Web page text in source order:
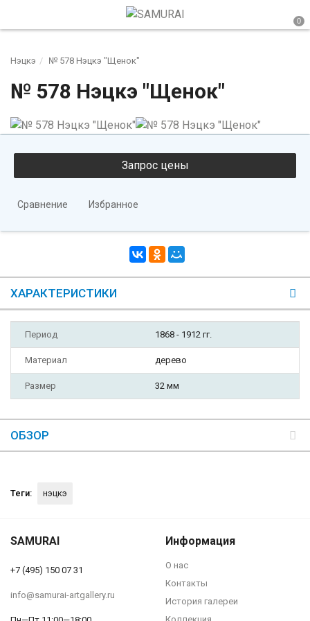
Нэцкэ № 578 Нэцкэ "Щенок"
№ 578 Нэцкэ "Щенок"
Сравнение Избранное
ХАРАКТЕРИСТИКИ
Период 1868 - 1912 гг.
Материал дерево
Размер 32 мм
ОБЗОР
Теги: нэцкэ
SAMURAI
+7 (495) 150 07 31
info@samurai-artgallery.ru
Информация
О нас
Контакты
История галереи